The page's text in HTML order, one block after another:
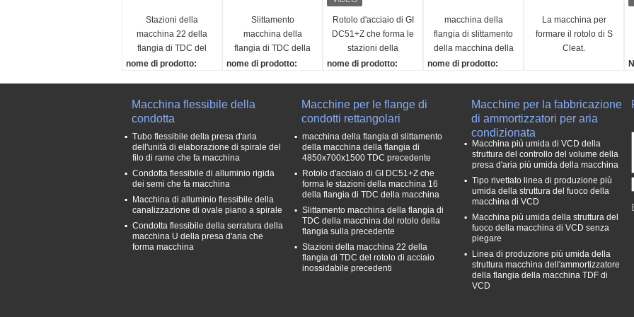
Stazioni della
macchina 22 della
flangia di TDC del
rotolo di acciaio
nome di prodotto:
sidabile TDC precedent
Materia prima::
acciaio inossidabile 30
Formazione della quan
ullo::
Motore principale::
7.5kw, AC380v, 50HZ
Slittamento
macchina della
flangia di TDC della
macchina del rotolo
nome di prodotto:
lla precedente
Striscia d'acciaio di GI,
striscia di acciaio al car
bonio, ecc
Formazione della quan
tità della stazione del r
ullo::
Motore principale::
4kw, AC380v, 50HZ
Rotolo d'acciaio di GI
DC51+Z che forma le
stazioni della
macchina 16 della
nome di prodotto:
a
Materia prima::
Acciaio DC51+Z di GI
Larghezza di materia p
rima (millimetro)::
Secondo il campione o
i disegni del cliente
Formazione della quan
tità della stazione del r
ullo::
circa 16 stazioni
macchina della
flangia di slittamento
della macchina della
flangia di
nome di prodotto:
Materia prima::
Acciaio DC51+Z di GI
Formazione della quan
tità della stazione del r
ullo::
circa 16 stazioni
Motore principale::
4kw, AC380v, 50HZ
La macchina per
formare il rotolo di S
Cleat.
5
Macchina flessibile della
condotta
Tubo flessibile della presa d'aria
dell'unità di elaborazione di spirale del
filo di rame che fa macchina
Condotta flessibile di alluminio rigida
dei semi che fa macchina
Macchina di alluminio flessibile della
canalizzazione di ovale piano a spirale
Condotta flessibile della serratura della
macchina U della presa d'aria che
forma macchina
Macchine per le flange di
condotti rettangolari
macchina della flangia di slittamento
della macchina della flangia di
4850x700x1500 TDC precedente
Rotolo d'acciaio di GI DC51+Z che
forma le stazioni della macchina 16
della flangia di TDC della macchina
Slittamento macchina della flangia di
TDC della macchina del rotolo della
flangia sulla precedente
Stazioni della macchina 22 della
flangia di TDC del rotolo di acciaio
inossidabile precedenti
Macchine per la fabbricazione
di ammortizzatori per aria
condizionata
Macchina più umida di VCD della
struttura del controllo del volume della
presa d'aria più umida della macchina
Tipo rivettato linea di produzione più
umida della struttura del fuoco della
macchina di VCD
Macchina più umida della struttura del
fuoco della macchina di VCD senza
piegare
Linea di produzione più umida della
struttura macchina dell'ammortizzatore
della flangia della macchina TDF di
VCD